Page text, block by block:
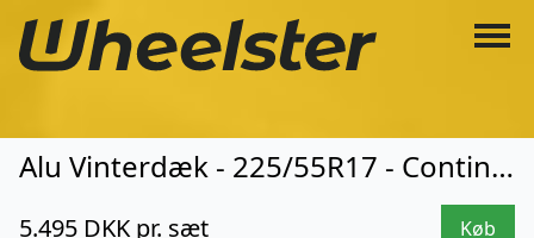
Alu Vinterdæk - 225/55R17 - Continental (1104)
5.495 DKK pr. sæt Køb